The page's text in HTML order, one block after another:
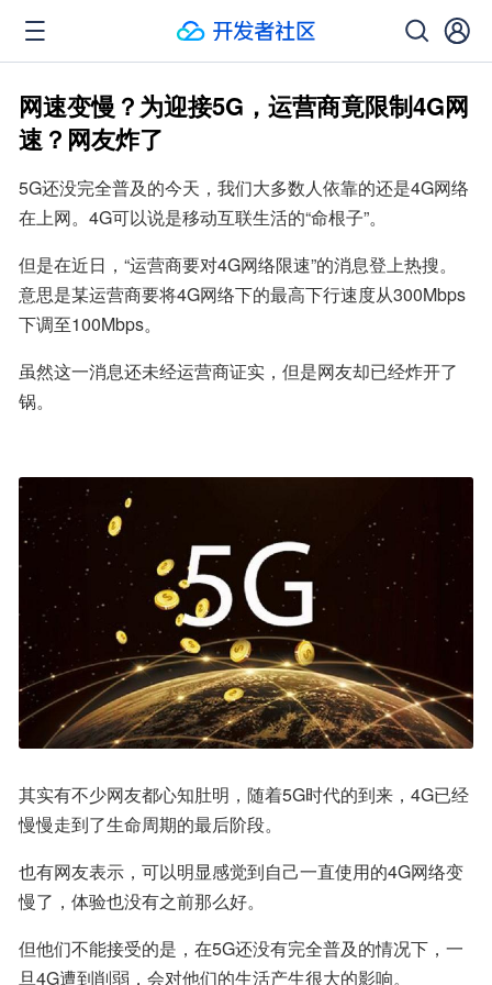
网速变慢？为迎接5G，运营商竟限制4G网
速？网友炸了
5G还没完全普及的今天，我们大多数人依靠的还是4G网络
在上网。4G可以说是移动互联生活的“命根子”。
但是在近日，“运营商要对4G网络限速”的消息登上热搜。
意思是某运营商要将4G网络下的最高下行速度从300Mbps
下调至100Mbps。
虽然这一消息还未经运营商证实，但是网友却已经炸开了
锅。
其实有不少网友都心知肚明，随着5G时代的到来，4G已经
慢慢走到了生命周期的最后阶段。
也有网友表示，可以明显感觉到自己一直使用的4G网络变
慢了，体验也没有之前那么好。
但他们不能接受的是，在5G还没有完全普及的情况下，一
旦4G遭到削弱，会对他们的生活产生很大的影响。